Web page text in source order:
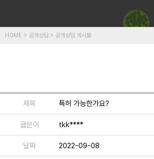
HOME > 공개상담 > 공개상담 게시물
제목 특허 가능한가요?
글쓴이 tkk****
날짜 2022-09-08